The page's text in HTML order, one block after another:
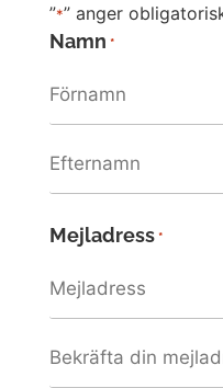
”*” anger
Namn *
Mejladress *